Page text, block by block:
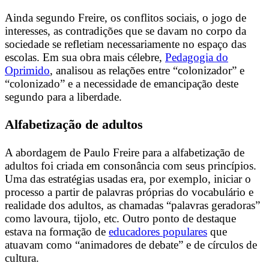
Ainda segundo Freire, os conflitos sociais, o jogo de
interesses, as contradições que se davam no corpo da
sociedade se refletiam necessariamente no espaço das
escolas. Em sua obra mais célebre, Pedagogia do
Oprimido, analisou as relações entre “colonizador” e
“colonizado” e a necessidade de emancipação deste
segundo para a liberdade.
Alfabetização de adultos
A abordagem de Paulo Freire para a alfabetização de
adultos foi criada em consonância com seus princípios.
Uma das estratégias usadas era, por exemplo, iniciar o
processo a partir de palavras próprias do vocabulário e
realidade dos adultos, as chamadas “palavras geradoras”
como lavoura, tijolo, etc. Outro ponto de destaque
estava na formação de educadores populares que
atuavam como “animadores de debate” e de círculos de
cultura.